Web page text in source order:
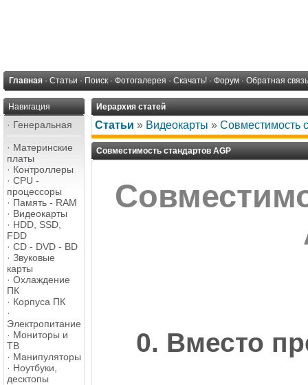
Главная · Статьи · Поиск · Фотогалерея · Скачать! · Форум · Обратная связь
Навигация
· Генеральная
· Материнские
платы
· Контроллеры
· CPU -
процессоры
· Память - RAM
· Видеокарты
· HDD, SSD,
FDD
· CD - DVD - BD
· Звуковые
карты
· Охлаждение
ПК
· Корпуса ПК
·
Электропитание
· Мониторы и
ТВ
· Манипуляторы
· Ноутбуки,
десктопы
Иерархия статей
Статьи » Видеокарты » Совместимость
Совместимость стандартов AGP
0. Вместо